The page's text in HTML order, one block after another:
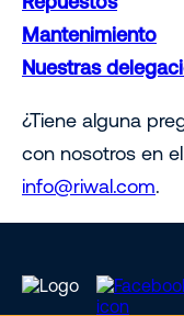
Mantenimiento
Nuestras
¿Tiene alguna
con nosotros en
info@riwal.com.